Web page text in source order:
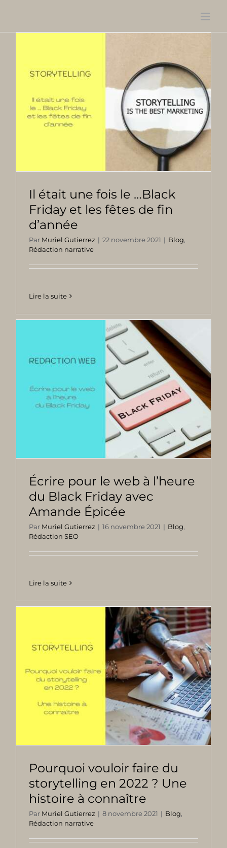
contenu
Il était une fois le …Black
Friday et les fêtes de fin
d’année
Par Muriel Gutierrez | 22 novembre 2021 | Blog,
Rédaction narrative
Lire la suite
Écrire pour le web à l’heure
du Black Friday avec
Amande Épicée
Par Muriel Gutierrez | 16 novembre 2021 | Blog,
Rédaction SEO
Lire la suite
Pourquoi vouloir faire du
storytelling en 2022 ? Une
histoire à connaître
Par Muriel Gutierrez | 8 novembre 2021 | Blog,
Rédaction narrative